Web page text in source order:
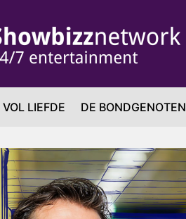
VOL LIEFDE DE BONDGENOTEN